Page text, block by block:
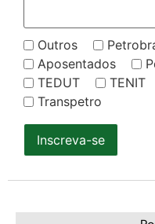
Outros
Aposentados
TEDUT
TENIT
Transpetro
Inscreva-se